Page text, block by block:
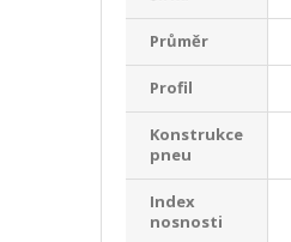
Průměr
Profil
Konstrukce
pneu
Index
nosnosti